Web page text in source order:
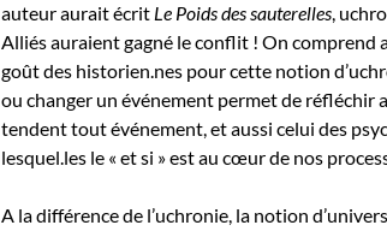
auteur aurait écrit Le Poids des sauterelles,
Alliés auraient gagné le conflit ! On comprend
goût des historien.nes pour cette notion
ou changer un événement permet de réfléchir
tendent tout événement, et aussi celui des
lesquel.les le « et si » est au cœur de nos
A la différence de l’uchronie, la notion